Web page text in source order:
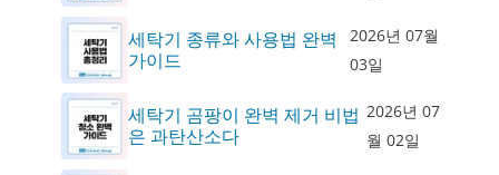
세탁기 종류와 사용법 완벽
가이드
2026년 07월
03일
세탁기 곰팡이 완벽 제거 비법
은 과탄산소다
2026년 07
월 02일